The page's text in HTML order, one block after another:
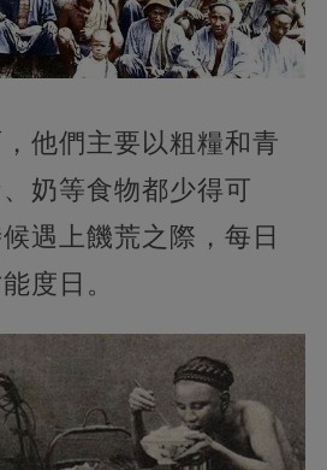
他們主要以粗糧和青
奶等食物都少得可
遇上饑荒之際，每日
度日。